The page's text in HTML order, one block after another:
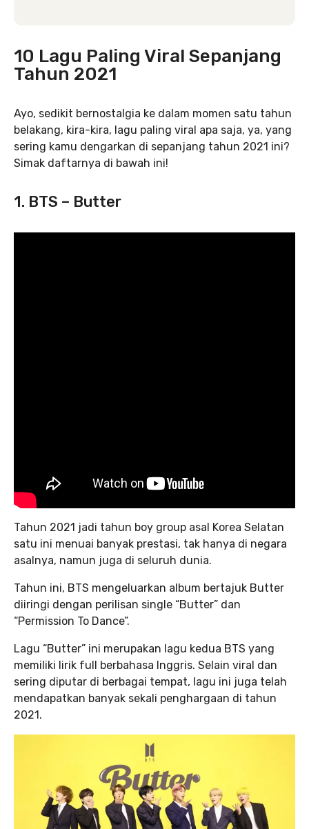
10 Lagu Paling Viral Sepanjang
Tahun 2021
Ayo, sedikit bernostalgia ke dalam momen satu tahun
belakang, kira-kira, lagu paling viral apa saja, ya, yang
sering kamu dengarkan di sepanjang tahun 2021 ini?
Simak daftarnya di bawah ini!
1. BTS – Butter
Tahun 2021 jadi tahun boy group asal Korea Selatan
satu ini menuai banyak prestasi, tak hanya di negara
asalnya, namun juga di seluruh dunia.
Tahun ini, BTS mengeluarkan album bertajuk Butter
diiringi dengan perilisan single “Butter” dan
“Permission To Dance”.
Lagu “Butter” ini merupakan lagu kedua BTS yang
memiliki lirik full berbahasa Inggris. Selain viral dan
sering diputar di berbagai tempat, lagu ini juga telah
mendapatkan banyak sekali penghargaan di tahun
2021.